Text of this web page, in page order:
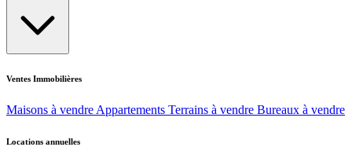
Ventes Immobilières
Maisons à vendre Appartements Terrains à vendre Bureaux à vendre
Locations annuelles